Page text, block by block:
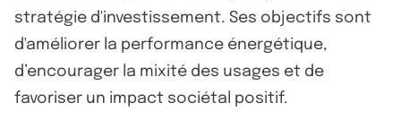
stratégie d'investissement. Ses objectifs sont
d'améliorer la performance énergétique,
d’encourager la mixité des usages et de
favoriser un impact sociétal positif.